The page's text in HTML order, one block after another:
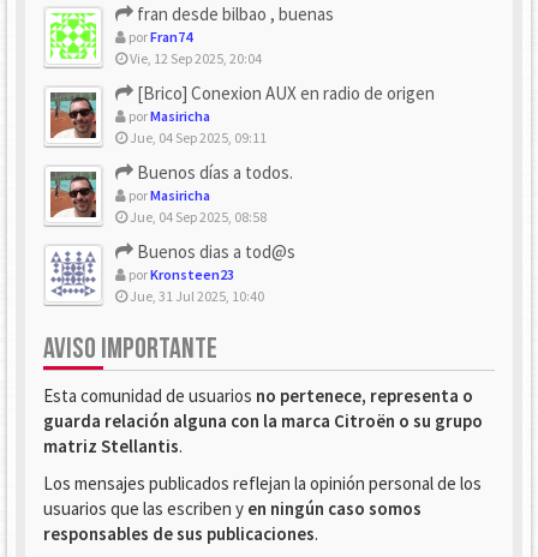
fran desde bilbao , buenas
porFran74
Vie, 12 Sep 2025, 20:04
[Brico] Conexion AUX en radio de origen
porMasiricha
Jue, 04 Sep 2025, 09:11
Buenos días a todos.
porMasiricha
Jue, 04 Sep 2025, 08:58
Buenos dias a tod@s
porKronsteen23
Jue, 31 Jul 2025, 10:40
AVISO IMPORTANTE
Esta comunidad de usuarios no pertenece, representa o
guarda relación alguna con la marca Citroën o su grupo
matriz Stellantis.
Los mensajes publicados reflejan la opinión personal de los
usuarios que las escriben y en ningún caso somos
responsables de sus publicaciones.